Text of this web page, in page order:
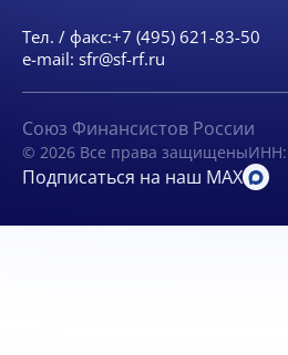
Тел. / факс:+7 (495) 621-83-50
e-mail: sfr@sf-rf.ru
Союз Финансистов России
© 2026 Все права защищеныИНН:
Подписаться на наш MAX